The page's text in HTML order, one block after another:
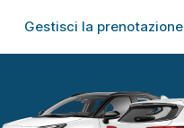
Gestisci la prenotazione